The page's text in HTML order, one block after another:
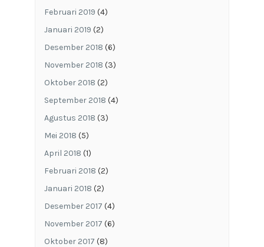
Februari 2019 (4)
Januari 2019 (2)
Desember 2018 (6)
November 2018 (3)
Oktober 2018 (2)
September 2018 (4)
Agustus 2018 (3)
Mei 2018 (5)
April 2018 (1)
Februari 2018 (2)
Januari 2018 (2)
Desember 2017 (4)
November 2017 (6)
Oktober 2017 (8)